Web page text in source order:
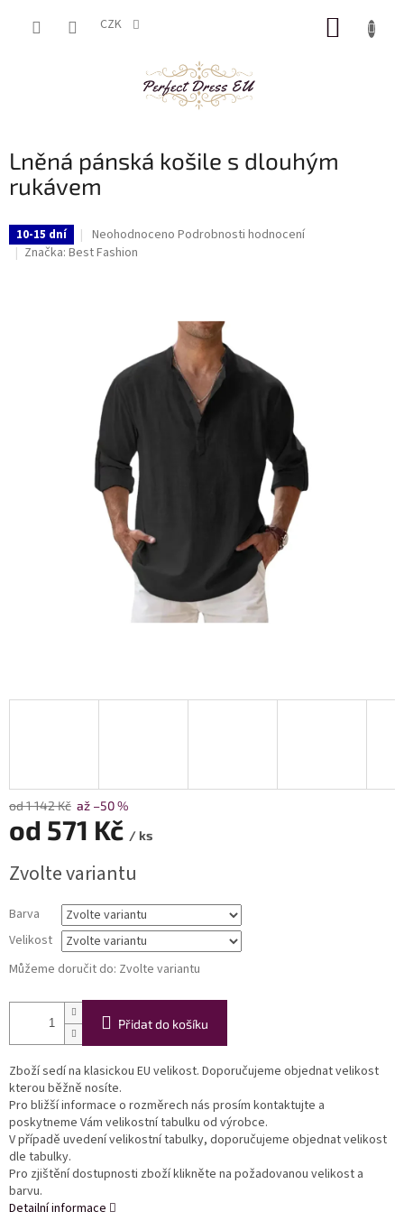
CZK
Lněná pánská košile s dlouhým
rukávem
10-15 dní
Průměrné
hodnocení
hvězdiček.
Neohodnoceno Podrobnosti hodnocení
Značka: Best Fashion
od 1 142 Kč až –50 %
od 571 Kč / ks
cena:
Zvolte variantu
Barva
Velikost
Můžeme doručit do: Zvolte variantu
Přidat do košíku
Zboží sedí na klasickou EU velikost. Doporučujeme objednat velikost
kterou běžně nosíte.
Pro bližší informace o rozměrech nás prosím kontaktujte a
poskytneme Vám velikostní tabulku od výrobce.
V případě uvedení velikostní tabulky, doporučujeme objednat velikost
dle tabulky.
Pro zjištění dostupnosti zboží klikněte na požadovanou velikost a
barvu.
Detailní informace